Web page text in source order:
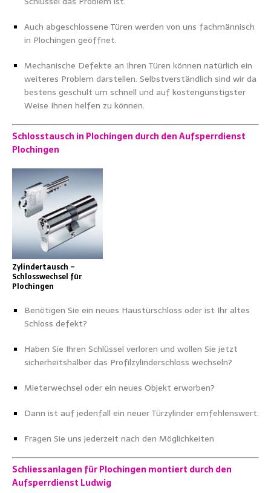
Auch abgeschlossene Türen werden von uns fachmännisch
in Plochingen geöffnet.
Mechanische Defekte an Ihren Türen können natürlich ein
weiteres Problem darstellen. Selbstverständlich sind wir da
bestens geschult um schnell und auf kostengünstigster
Weise Ihnen helfen zu können.
Schlosstausch in Plochingen durch den Aufsperrdienst
Plochingen
Zylindertausch –
Schlosswechsel für
Plochingen
Benötigen Sie ein neues Haustürschloss oder ist Ihr altes
Schloss defekt?
Haben Sie Ihren Schlüssel verloren und wollen Sie jetzt
sicherheitshalber das Profilzylinderschloss wechseln?
Mieterwechsel oder ein neues Objekt erworben?
Dann ist auf jedenfall ein neuer Türzylinder emfehlenswert.
Fragen Sie uns jederzeit nach den Möglichkeiten
Schliessanlagen für Plochingen montiert durch den
Aufsperrdienst Ludwig